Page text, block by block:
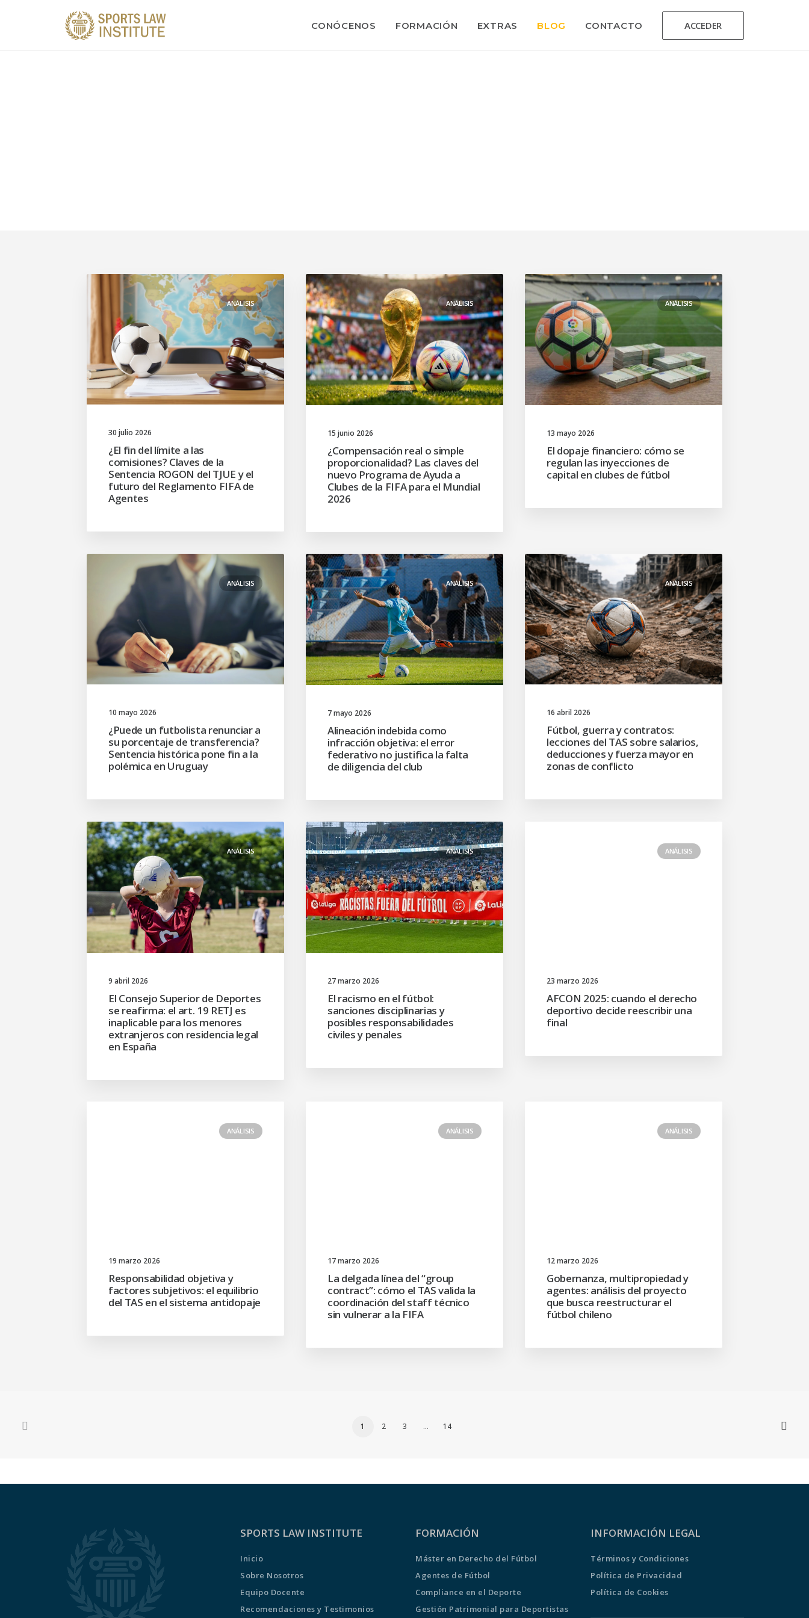
CONÓCENOS FORMACIÓN EXTRAS BLOG CONTACTO ACCEDER
ANÁLISIS
30 julio 2026
¿El fin del límite a las
comisiones? Claves de la
Sentencia ROGON del TJUE y el
futuro del Reglamento FIFA de
Agentes
ANÁLISIS
15 junio 2026
¿Compensación real o simple
proporcionalidad? Las claves del
nuevo Programa de Ayuda a
Clubes de la FIFA para el Mundial
2026
ANÁLISIS
13 mayo 2026
El dopaje financiero: cómo se
regulan las inyecciones de
capital en clubes de fútbol
ANÁLISIS
10 mayo 2026
¿Puede un futbolista renunciar a
su porcentaje de transferencia?
Sentencia histórica pone fin a la
polémica en Uruguay
ANÁLISIS
7 mayo 2026
Alineación indebida como
infracción objetiva: el error
federativo no justifica la falta
de diligencia del club
ANÁLISIS
16 abril 2026
Fútbol, guerra y contratos:
lecciones del TAS sobre salarios,
deducciones y fuerza mayor en
zonas de conflicto
ANÁLISIS
9 abril 2026
El Consejo Superior de Deportes
se reafirma: el art. 19 RETJ es
inaplicable para los menores
extranjeros con residencia legal
en España
ANÁLISIS
27 marzo 2026
El racismo en el fútbol:
sanciones disciplinarias y
posibles responsabilidades
civiles y penales
ANÁLISIS
23 marzo 2026
AFCON 2025: cuando el derecho
deportivo decide reescribir una
final
ANÁLISIS
19 marzo 2026
Responsabilidad objetiva y
factores subjetivos: el equilibrio
del TAS en el sistema antidopaje
ANÁLISIS
17 marzo 2026
La delgada línea del “group
contract”: cómo el TAS valida la
coordinación del staff técnico
sin vulnerar a la FIFA
ANÁLISIS
12 marzo 2026
Gobernanza, multipropiedad y
agentes: análisis del proyecto
que busca reestructurar el
fútbol chileno
1 2 3 … 14
SPORTS LAW INSTITUTE
Inicio
Sobre Nosotros
Equipo Docente
Recomendaciones y Testimonios
FORMACIÓN
Máster en Derecho del Fútbol
Agentes de Fútbol
Compliance en el Deporte
Gestión Patrimonial para Deportistas
INFORMACIÓN LEGAL
Términos y Condiciones
Política de Privacidad
Política de Cookies